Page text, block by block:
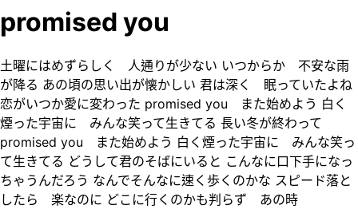
promised you
土曜にはめずらしく 人通りが少ない いつからか 不安な雨
が降る あの頃の思い出が懐かしい 君は深く 眠っていたよね
恋がいつか愛に変わった promised you また始めよう 白く
煙った宇宙に みんな笑って生きてる 長い冬が終わって
promised you また始めよう 白く煙った宇宙に みんな笑っ
て生きてる どうして君のそばにいると こんなに口下手になっ
ちゃうんだろう なんでそんなに速く歩くのかな スピード落と
したら 楽なのに どこに行くのかも判らず あの時